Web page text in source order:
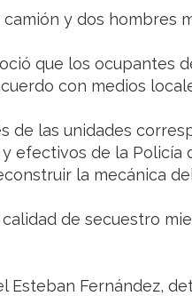
y dos hombres
que los ocupantes
con medios
de las unidades
efectivos de la Policía
la mecánica
de secuestro
Esteban Fernández,